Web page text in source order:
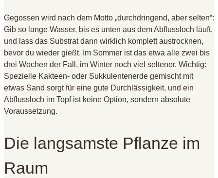
Gegossen wird nach dem Motto „durchdringend, aber selten“:
Gib so lange Wasser, bis es unten aus dem Abflussloch läuft,
und lass das Substrat dann wirklich komplett austrocknen,
bevor du wieder gießt. Im Sommer ist das etwa alle zwei bis
drei Wochen der Fall, im Winter noch viel seltener. Wichtig:
Spezielle Kakteen- oder Sukkulentenerde gemischt mit
etwas Sand sorgt für eine gute Durchlässigkeit, und ein
Abflussloch im Topf ist keine Option, sondern absolute
Voraussetzung.
Die langsamste Pflanze im
Raum